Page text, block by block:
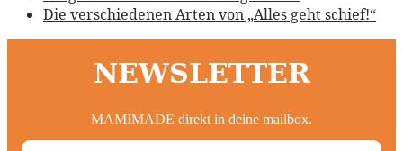
Die verschiedenen Arten von „Alles geht schief!“
NEWSLETTER
MAMIMADE direkt in deine mailbox.